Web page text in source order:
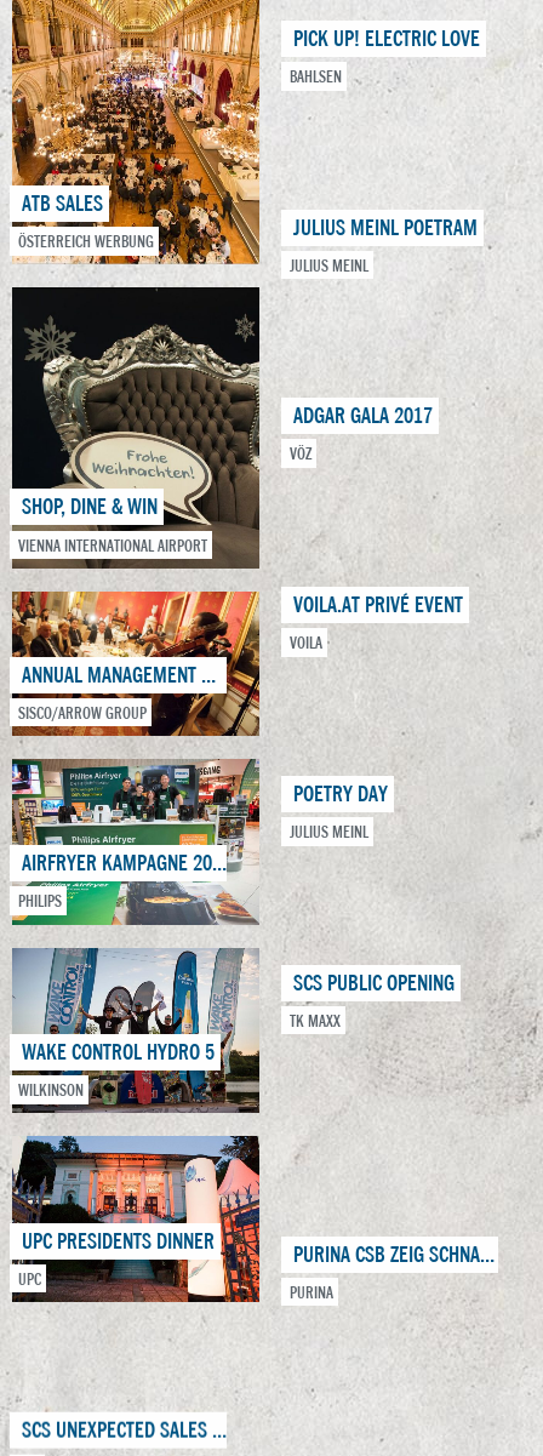
ATB SALES
ÖSTERREICH WERBUNG
SHOP, DINE & WIN
VIENNA INTERNATIONAL AIRPORT
ANNUAL MANAGEMENT MEETING
SISCO/ARROW GROUP
AIRFRYER KAMPAGNE 2016/2017
PHILIPS
WAKE CONTROL HYDRO 5
WILKINSON
UPC PRESIDENTS DINNER
UPC
SCS UNEXPECTED SALES NIGHT
PICK UP! ELECTRIC LOVE
BAHLSEN
JULIUS MEINL POETRAM
JULIUS MEINL
ADGAR GALA 2017
VÖZ
VOILA.AT PRIVÉ EVENT
VOILA
POETRY DAY
JULIUS MEINL
SCS PUBLIC OPENING
TK MAXX
PURINA CSB ZEIG SCHNAUZE!
PURINA